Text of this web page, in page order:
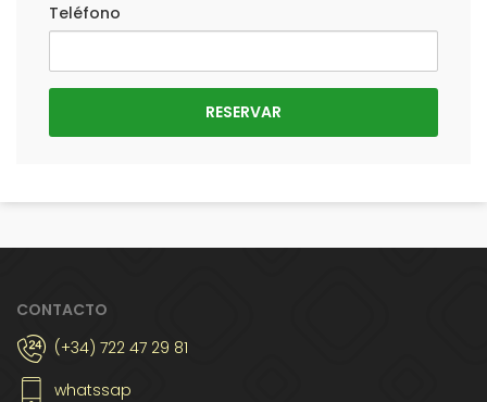
Teléfono
CONTACTO
(+34) 722 47 29 81
whatssap